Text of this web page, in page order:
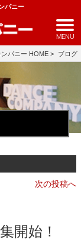
パニー
MENU
パニー HOME > ブログ
次の投稿へ
開始！